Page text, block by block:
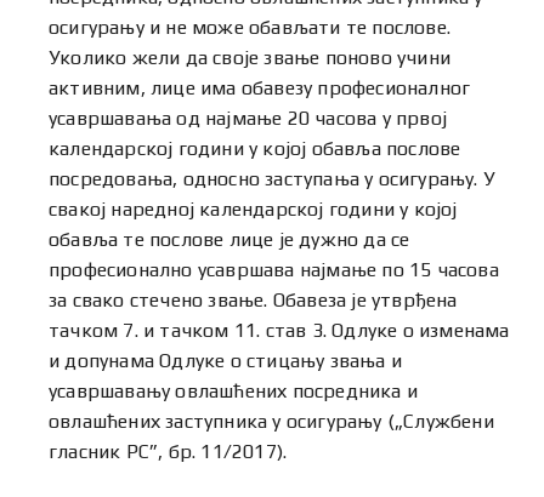
осигурању и не може обављати те послове.
Уколико жели да своје звање поново учини
активним, лице има обавезу професионалног
усавршавања од најмање 20 часова у првој
календарској години у којој обавља послове
посредовања, односно заступања у осигурању. У
свакој наредној календарској години у којој
обавља те послове лице је дужно да се
професионално усавршава најмање по 15 часова
за свако стечено звање. Обавеза је утврђена
тачком 7. и тачком 11. став 3. Одлуке о изменама
и допунама Одлуке о стицању звања и
усавршавању овлашћених посредника и
овлашћених заступника у осигурању („Службени
гласник РС”, бр. 11/2017).